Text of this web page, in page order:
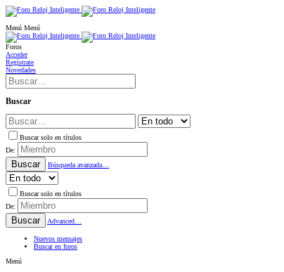
Menú Menú
Foros
Acceder
Regístrate
Novedades
Buscar
Buscar solo en títulos
De:
Buscar Búsqueda avanzada…
Buscar solo en títulos
De:
Buscar Advanced…
Nuevos mensajes
Buscar en foros
Menú